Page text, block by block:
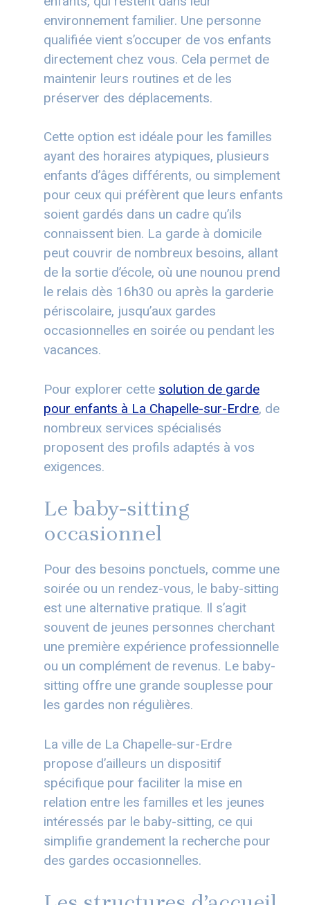
environnement familier. Une personne
qualifiée vient s’occuper de vos enfants
directement chez vous. Cela permet de
maintenir leurs routines et de les
préserver des déplacements.
Cette option est idéale pour les familles
ayant des horaires atypiques, plusieurs
enfants d’âges différents, ou simplement
pour ceux qui préfèrent que leurs enfants
soient gardés dans un cadre qu’ils
connaissent bien. La garde à domicile
peut couvrir de nombreux besoins, allant
de la sortie d’école, où une nounou prend
le relais dès 16h30 ou après la garderie
périscolaire, jusqu’aux gardes
occasionnelles en soirée ou pendant les
vacances.
Pour explorer cette solution de garde
pour enfants à La Chapelle-sur-Erdre, de
nombreux services spécialisés
proposent des profils adaptés à vos
exigences.
Le baby-sitting
occasionnel
Pour des besoins ponctuels, comme une
soirée ou un rendez-vous, le baby-sitting
est une alternative pratique. Il s’agit
souvent de jeunes personnes cherchant
une première expérience professionnelle
ou un complément de revenus. Le baby-
sitting offre une grande souplesse pour
les gardes non régulières.
La ville de La Chapelle-sur-Erdre
propose d’ailleurs un dispositif
spécifique pour faciliter la mise en
relation entre les familles et les jeunes
intéressés par le baby-sitting, ce qui
simplifie grandement la recherche pour
des gardes occasionnelles.